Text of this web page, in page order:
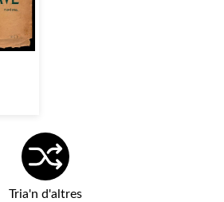
Tria'n d'altres